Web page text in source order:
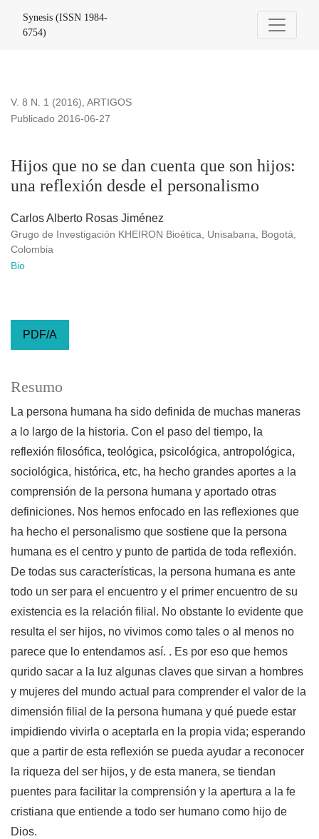
Synesis (ISSN 1984-
6754)
V. 8 N. 1 (2016), ARTIGOS
Hijos que no se dan cuenta que son hijos:
una reflexión desde el personalismo
Publicado 2016-06-27
Carlos Alberto Rosas Jiménez
Grugo de Investigación KHEIRON Bioética, Unisabana, Bogotá,
Colombia
Bio
PDF/A
Resumo
La persona humana ha sido definida de muchas maneras
a lo largo de la historia. Con el paso del tiempo, la
reflexión filosófica, teológica, psicológica, antropológica,
sociológica, histórica, etc, ha hecho grandes aportes a la
comprensión de la persona humana y aportado otras
definiciones. Nos hemos enfocado en las reflexiones que
ha hecho el personalismo que sostiene que la persona
humana es el centro y punto de partida de toda reflexión.
De todas sus características, la persona humana es ante
todo un ser para el encuentro y el primer encuentro de su
existencia es la relación filial. No obstante lo evidente que
resulta el ser hijos, no vivimos como tales o al menos no
parece que lo entendamos así. . Es por eso que hemos
qurido sacar a la luz algunas claves que sirvan a hombres
y mujeres del mundo actual para comprender el valor de la
dimensión filial de la persona humana y qué puede estar
impidiendo vivirla o aceptarla en la propia vida; esperando
que a partir de esta reflexión se pueda ayudar a reconocer
la riqueza del ser hijos, y de esta manera, se tiendan
puentes para facilitar la comprensión y la apertura a la fe
cristiana que entiende a todo ser humano como hijo de
Dios.